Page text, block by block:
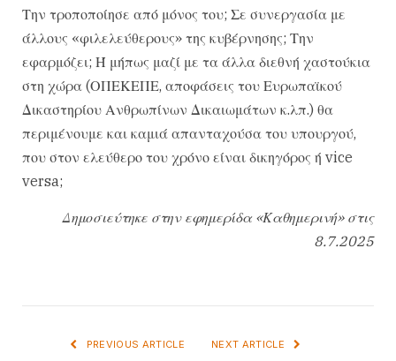
Την τροποποίησε από μόνος του; Σε συνεργασία με
άλλους «φιλελεύθερους» της κυβέρνησης; Την
εφαρμόζει; Ή μήπως μαζί με τα άλλα διεθνή χαστούκια
στη χώρα (ΟΠΕΚΕΠΕ, αποφάσεις του Ευρωπαϊκού
Δικαστηρίου Ανθρωπίνων Δικαιωμάτων κ.λπ.) θα
περιμένουμε και καμιά απανταχούσα του υπουργού,
που στον ελεύθερο του χρόνο είναι δικηγόρος ή vice
versa;
Δημοσιεύτηκε στην εφημερίδα «Καθημερινή» στις
8.7.2025
PREVIOUS ARTICLE NEXT ARTICLE